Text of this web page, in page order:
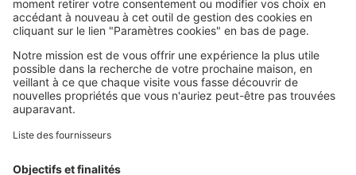
SeLoger c'est aussi
Retrouvez-nous sur ...